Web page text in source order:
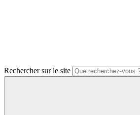
Rechercher sur le site